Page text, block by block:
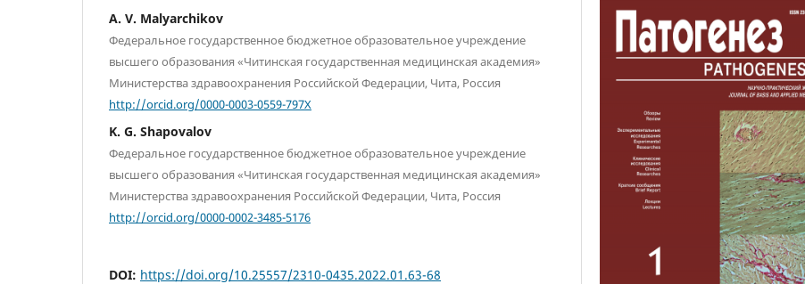
A. V. Malyarchikov
Федеральное государственное бюджетное образовательное учреждение
высшего образования «Читинская государственная медицинская академия»
Министерства здравоохранения Российской Федерации, Чита, Россия
http://orcid.org/0000-0003-0559-797X
K. G. Shapovalov
Федеральное государственное бюджетное образовательное учреждение
высшего образования «Читинская государственная медицинская академия»
Министерства здравоохранения Российской Федерации, Чита, Россия
http://orcid.org/0000-0002-3485-5176
DOI: https://doi.org/10.25557/2310-0435.2022.01.63-68